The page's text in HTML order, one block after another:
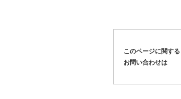
このページに関する
お問い合わせは